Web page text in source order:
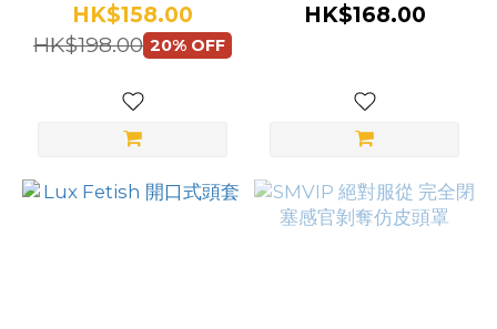
HK$158.00
HK$198.00 20% OFF
HK$168.00